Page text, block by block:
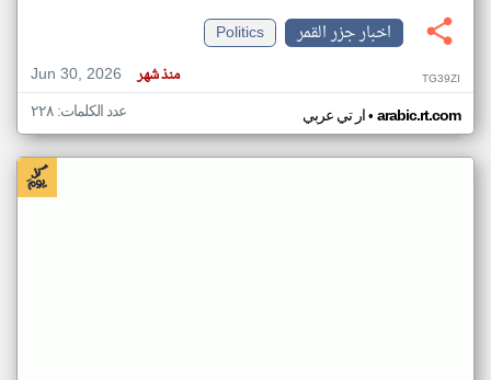
اخبار جزر القمر
Politics
Jun 30, 2026
منذ شهر TG39ZI
ار تي عربي• arabic.rt.com عدد الكلمات: ٢٢٨